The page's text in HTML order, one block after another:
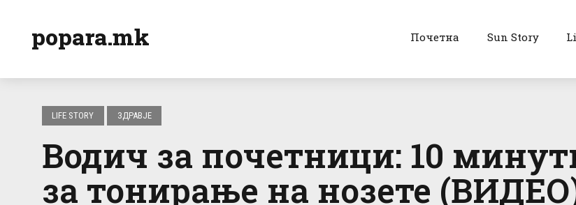
popara.mk Почетна Sun Story
LIFE STORY ЗДРАВЈЕ
Водич за почетници: 10
за тонирање на нозете